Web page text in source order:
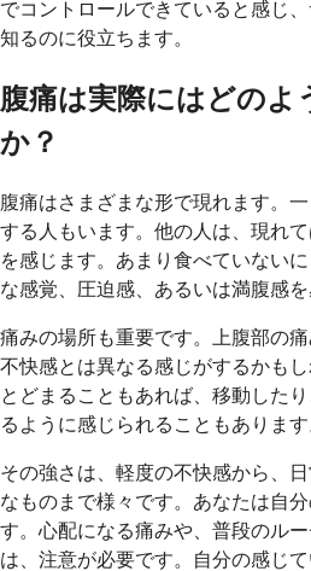
でコントロールできていると感じ
知るのに役立ちます。
腹痛は実際にはどのよ
か？
腹痛はさまざまな形で現れます。
する人もいます。他の人は、現れ
を感じます。あまり食べていない
な感覚、圧迫感、あるいは満腹感
痛みの場所も重要です。上腹部の
不快感とは異なる感じがするかも
とどまることもあれば、移動した
るように感じられることもあります
その強さは、軽度の不快感から、
なものまで様々です。あなたは自
す。心配になる痛みや、普段のル
は、注意が必要です。自分の感じ